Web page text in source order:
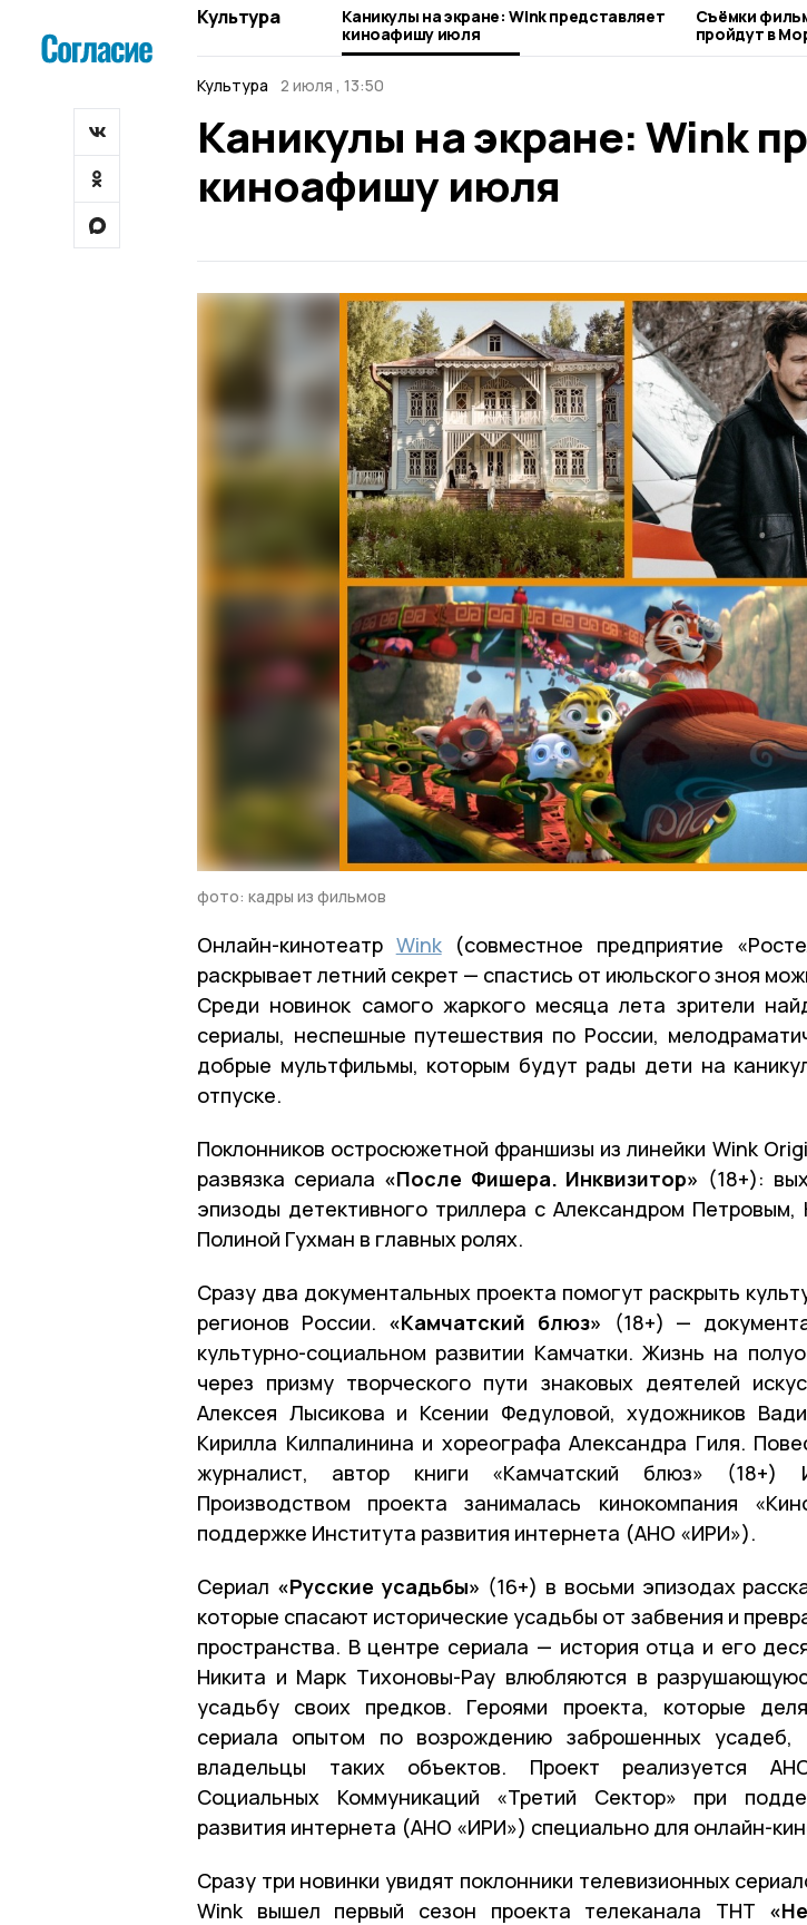
Культура
Каникулы на экране: Wink представляет
киноафишу июля
Съёмки
пройдут в
Культура
2 июля , 13:50
Каникулы на экране: Wink
киноафишу июля
фото: кадры из фильмов
Онлайн-кинотеатр Wink(совместное предприятие
раскрывает летний секрет — спастись от июльского зноя
Среди новинок самого жаркого месяца лета зрители
сериалы, неспешные путешествия по России,
добрые мультфильмы, которым будут рады дети на
отпуске.
Поклонников остросюжетной франшизы из линейки Wink
развязка сериала «После Фишера. Инквизитор» (18+):
эпизоды детективного триллера с Александром
Полиной Гухман в главных ролях.
Сразу два документальных проекта помогут раскрыть
регионов России. «Камчатский блюз» (18+) —
культурно-социальном развитии Камчатки. Жизнь на
через призму творческого пути знаковых деятелей
Алексея Лысикова и Ксении Федуловой, художников
Кирилла Килпалинина и хореографа Александра Гиля.
журналист, автор книги «Камчатский блюз» (18+)
Производством проекта занималась кинокомпания
поддержке Института развития интернета (АНО «ИРИ»).
Сериал «Русские усадьбы» (16+) в восьми эпизодах
которые спасают исторические усадьбы от забвения и
пространства. В центре сериала — история отца и его
Никита и Марк Тихоновы-Рау влюбляются в
усадьбу своих предков. Героями проекта, которые
сериала опытом по возрождению заброшенных усадеб,
владельцы таких объектов. Проект реализуется
Социальных Коммуникаций «Третий Сектор» при
развития интернета (АНО «ИРИ») специально для онлайн-
Сразу три новинки увидят поклонники телевизионных
Wink вышел первый сезон проекта телеканала ТНТ